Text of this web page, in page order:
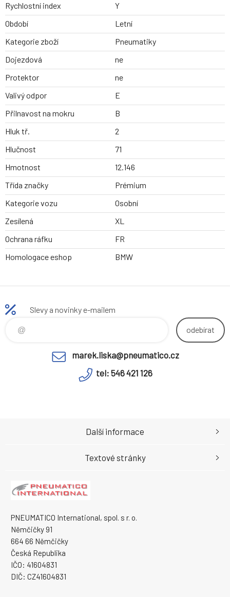
Rychlostní index
Y
Období
Letní
Kategorie zboží
Pneumatiky
Dojezdová
ne
Protektor
ne
Valivý odpor
E
Přilnavost na mokru
B
Hluk tř.
2
Hlučnost
71
Hmotnost
12.146
Třída značky
Prémium
Kategorie vozu
Osobní
Zesílená
XL
Ochrana ráfku
FR
Homologace eshop
BMW
Slevy a novinky e-mailem
odebírat
marek.liska@pneumatico.cz
tel: 546 421 126
PNEUMATICO International, spol. s r. o.
Němčičky 91
664 66 Němčičky
Česká Republika
IČO: 41604831
DIČ: CZ41604831
Další informace
Textové stránky